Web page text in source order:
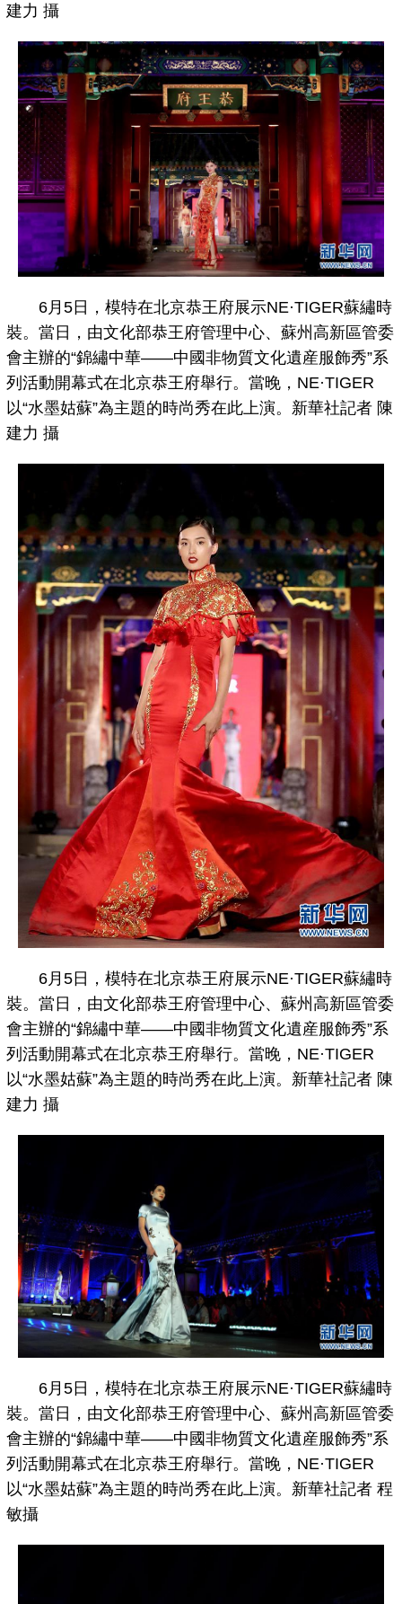
建力 攝
6月5日，模特在北京恭王府展示NE·TIGER蘇繡時
裝。當日，由文化部恭王府管理中心、蘇州高新區管委
會主辦的“錦繡中華——中國非物質文化遺産服飾秀”系
列活動開幕式在北京恭王府舉行。當晚，NE·TIGER
以“水墨姑蘇”為主題的時尚秀在此上演。新華社記者 陳
建力 攝
6月5日，模特在北京恭王府展示NE·TIGER蘇繡時
裝。當日，由文化部恭王府管理中心、蘇州高新區管委
會主辦的“錦繡中華——中國非物質文化遺産服飾秀”系
列活動開幕式在北京恭王府舉行。當晚，NE·TIGER
以“水墨姑蘇”為主題的時尚秀在此上演。新華社記者 陳
建力 攝
6月5日，模特在北京恭王府展示NE·TIGER蘇繡時
裝。當日，由文化部恭王府管理中心、蘇州高新區管委
會主辦的“錦繡中華——中國非物質文化遺産服飾秀”系
列活動開幕式在北京恭王府舉行。當晚，NE·TIGER
以“水墨姑蘇”為主題的時尚秀在此上演。新華社記者 程
敏攝